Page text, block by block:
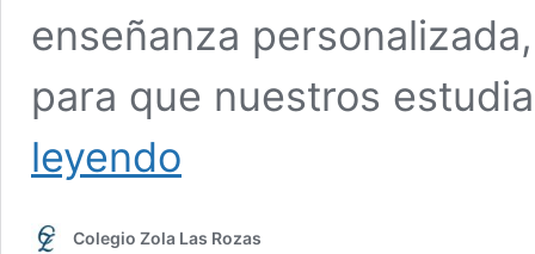
enseñanza
para que nuestros
leyendo
todas
Colegio Zola Las Rozas